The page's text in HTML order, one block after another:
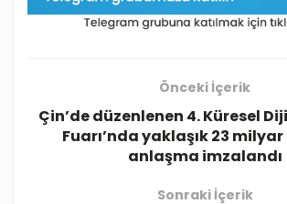
Önceki İçerik
Çin’de düzenlenen 4. Küresel
Fuarı’nda yaklaşık 23
anlaşma imzalandı
Sonraki İçerik